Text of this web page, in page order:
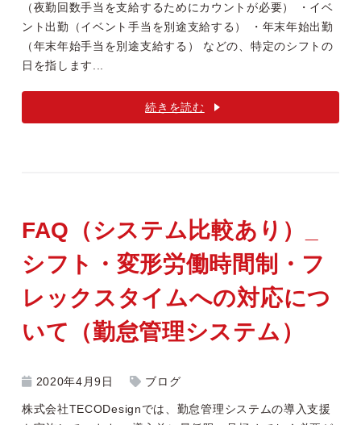
（夜勤回数手当を支給するためにカウントが必要） ・イベ
ント出勤（イベント手当を別途支給する） ・年末年始出勤
（年末年始手当を別途支給する） などの、特定のシフトの
日を指します...
続きを読む
FAQ（システム比較あり）_
シフト・変形労働時間制・フ
レックスタイムへの対応につ
いて（勤怠管理システム）
2020年4月9日 ブログ
株式会社TECODesignでは、勤怠管理システムの導入支援